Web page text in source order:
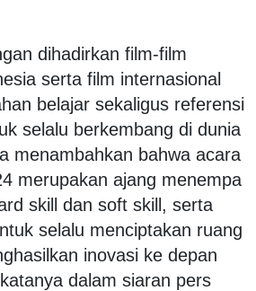
dihadirkan film-film
serta film internasional
belajar sekaligus referensi
selalu berkembang di dunia
menambahkan bahwa acara
merupakan ajang menempa
skill dan soft skill, serta
selalu menciptakan ruang
inovasi ke depan
dalam siaran pers